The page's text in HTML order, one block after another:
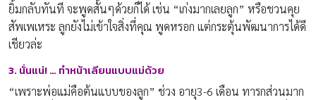
ยิ้มกลับทันที จะพูดสั้นๆด้วยก็ได้ เช่น “เก่งมากเลยลูก” หรือชวนคุย
สัพเพเหระ ลูกยังไม่เข้าใจสิ่งที่คุณ พูดหรอก แต่กระตุ้นพัฒนาการได้ดี
เชียวล่ะ
3. นั่นแน่! … ทำหน้าเลียนแบบแม่ด้วย
“เพราะพ่อแม่คือต้นแบบของลูก” ช่วง อายุ3-6 เดือน ทารกส่วนมาก